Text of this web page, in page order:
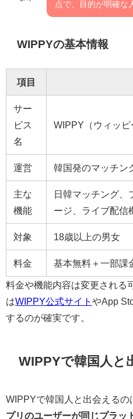
点で、目的が明確な
WIPPYの基本情報
項目
サー
ビス
名
WIPPY（ウィッピ
運営 韓国発のマッチン
主な
機能
日韓マッチング、
ージ、ライブ配信
対象 18歳以上の男女
料金 基本無料＋一部課
料金や機能内容は変更される
はWIPPY公式サイト やApp
するのが確実です。
WIPPYで韓国人と
WIPPYで韓国人と出会えるの
プリのユーザーが同じプラッ